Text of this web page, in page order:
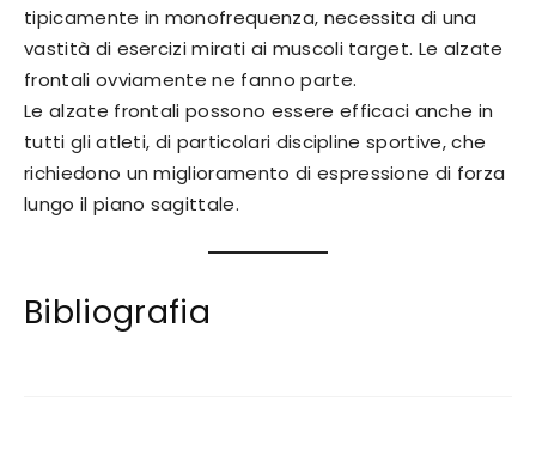
tipicamente in monofrequenza, necessita di una
vastità di esercizi mirati ai muscoli target. Le alzate
frontali ovviamente ne fanno parte.
Le alzate frontali possono essere efficaci anche in
tutti gli atleti, di particolari discipline sportive, che
richiedono un miglioramento di espressione di forza
lungo il piano sagittale.
Bibliografia